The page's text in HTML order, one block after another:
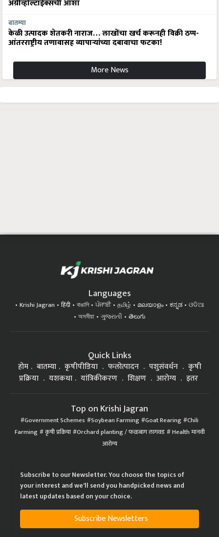
अ‍ॅग्रीव्होल्टाईक्सची आशा
बातम्या
केळी उत्पादक शेतकरी नाराज… लाखोंचा खर्च करूनही विक्री ठप्प-
आंतरराष्ट्रीय तणावासह व्यापाऱ्यांच्या दबावाचा फटका!
More News
Languages
Krishi Jagran हिंदी বাঙালি ਪੰਜਾਬੀ தமிழ் മലയാളം ಕನ್ನಡ
ଓଡିଆ
অসমীয়া
ગુજરાતી తెలుగు
Quick Links
होम बातम्या कृषीपीडिया फलोत्पादन पशुसंवर्धन
कृषी
प्रक्रिया
यशकथा यांत्रिकीकरण शिक्षण आरोग्य इतर
Top on Krishi Jagran
Government Schemes Soybean Farming Goat Rearing Chili
Farming कृषी प्रक्रिया Orchard planting / फळबाग लागवड Health मानवी
आरोग्य
Subscribe to our Newsletter. You choose the topics of
your interest and we'll send you handpicked news and
latest updates based on your choice.
Subscribe Newsletters